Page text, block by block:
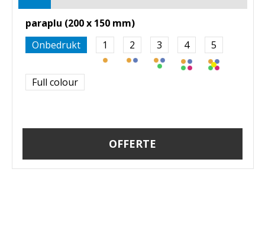
paraplu (200 x 150 mm)
Onbedrukt
1 2 3 4 5
Full colour
OFFERTE